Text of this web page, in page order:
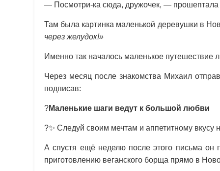
— Посмотри-ка сюда, дружочек, —
Там была картинка маленькой деревушки в
через желудок!»
Именно так началось маленькое путешествие
Через месяц после знакомства Михаил
подписав:
?Маленькие шаги ведут к большой любви
?✨ Следуй своим мечтам и аппетитному вкусу
А спустя ещё неделю после этого письма он
приготовлению веганского борща прямо в